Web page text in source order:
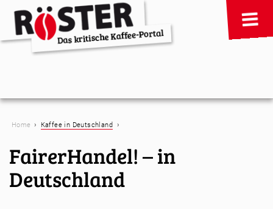
Home › Kaffee in Deutschland ›
FairerHandel! – in
Deutschland